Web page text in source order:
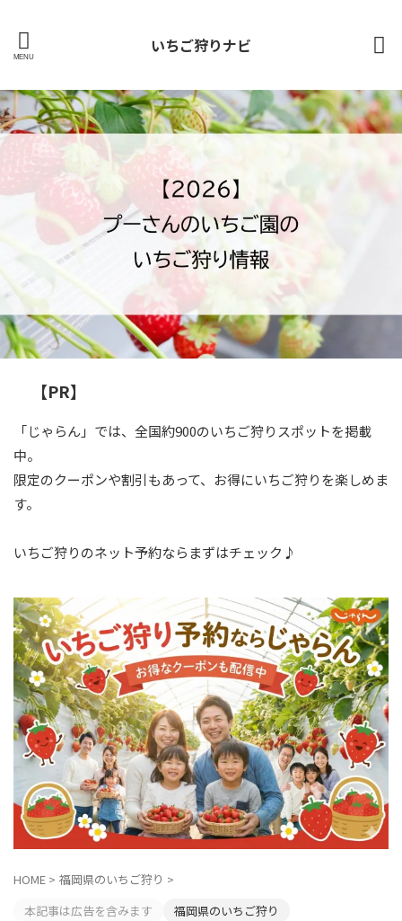
いちご狩りナビ
【PR】
「じゃらん」では、全国約900のいちご狩りスポットを掲載
中。
限定のクーポンや割引もあって、お得にいちご狩りを楽しめま
す。
いちご狩りのネット予約ならまずはチェック♪
HOME > 福岡県のいちご狩り >
本記事は広告を含みます
福岡県のいちご狩り